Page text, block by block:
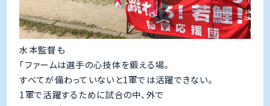
水本監督も
「ファームは選手の心技体を鍛える場。
すべてが備わっていないと1軍では活躍できない。
1軍で活躍するために試合の中、外で